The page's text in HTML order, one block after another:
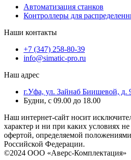
Автоматизация станков
Контроллеры для
Наши контакты
+7 (347) 258-80-39
info@simatic-pro.ru
Наш адрес
г.Уфа, ул. Зайнаб Биишевой, д.
Будни, с 09.00 до 18.00
Наш интернет-сайт носит
характер и ни при каких условиях
офертой, определяемой
Российской Федерации.
©2024 ООО «Аверс-Комплектация»